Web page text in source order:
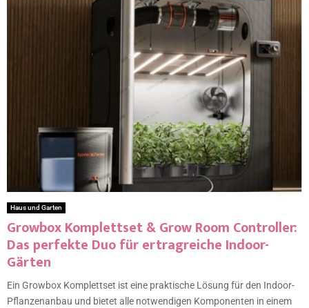
Haus und Garten
Growbox Komplettset & Grow Room Controller:
Das perfekte Duo für ertragreiche Indoor-
Gärten
Ein Growbox Komplettset ist eine praktische Lösung für den Indoor-
Pflanzenanbau und bietet alle notwendigen Komponenten in einem